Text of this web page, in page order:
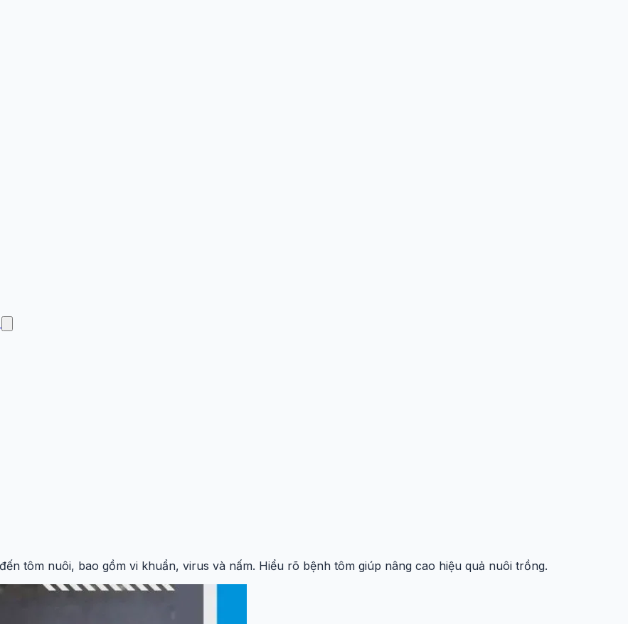
tôm nuôi, bao gồm vi khuẩn, virus và nấm. Hiểu rõ bệnh tôm giúp nâng cao hiệu quả nuôi trồng.